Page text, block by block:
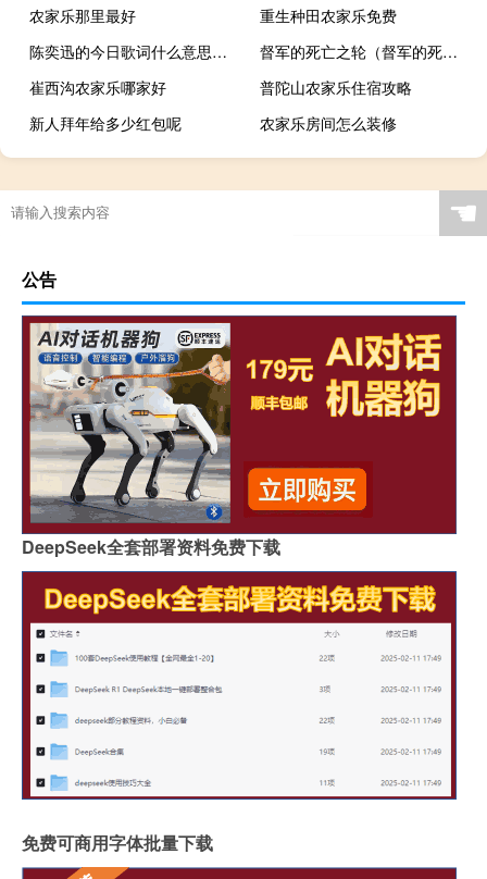
农家乐那里最好
重生种田农家乐免费
陈奕迅的今日歌词什么意思（求陈奕迅明年今日歌词）
督军的死亡之轮（督军的死亡之轮）
崔西沟农家乐哪家好
普陀山农家乐住宿攻略
新人拜年给多少红包呢
农家乐房间怎么装修
☚
公告
DeepSeek全套部署资料免费下载
免费可商用字体批量下载